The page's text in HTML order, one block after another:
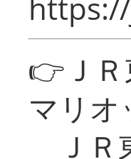
👉Ｊ
マリオ
ＪＲ